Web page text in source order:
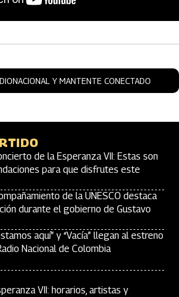
Y MANTENTE CONECTADO
de la Esperanza VII: Estas son
para que disfrutes este
de la UNESCO destaca
durante el gobierno de Gustavo
aquí” y “Vacía” llegan al estreno
Nacional de Colombia
VII: horarios, artistas y